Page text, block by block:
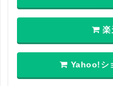
楽
Yahoo!シ